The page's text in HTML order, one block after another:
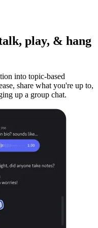
play, & hang
into topic-based
share what you're up to,
up a group chat.